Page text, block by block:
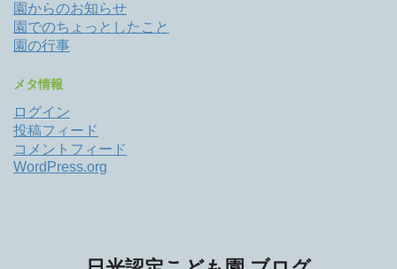
園からのお知らせ
園でのちょっとしたこと
園の行事
メタ情報
ログイン
投稿フィード
コメントフィード
WordPress.org